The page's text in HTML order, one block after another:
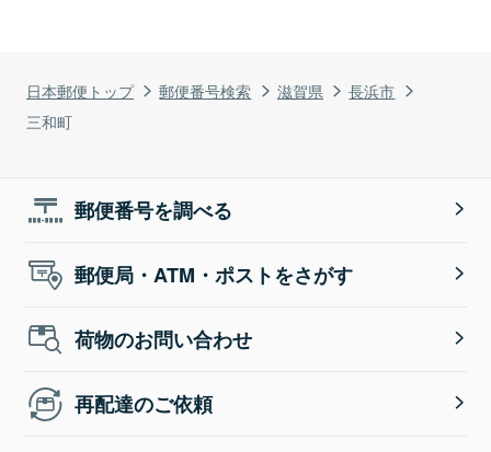
日本郵便トップ 郵便番号検索 滋賀県
長浜市
三和町
郵便番号を調べる
郵便局・ATM・ポストをさがす
荷物のお問い合わせ
再配達のご依頼